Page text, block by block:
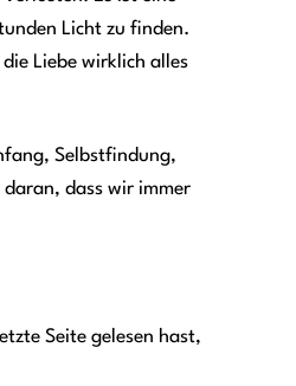
Licht zu finden.
Liebe wirklich alles
Selbstfindung,
dass wir immer
Seite gelesen hast,